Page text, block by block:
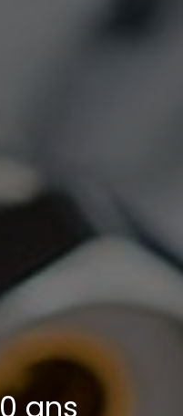
ans